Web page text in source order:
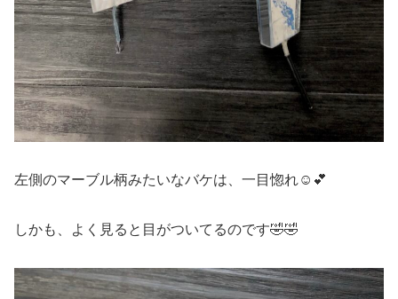
左側のマーブル柄みたいなバケは、一目惚れ☺️💕
しかも、よく見ると目がついてるのです🤣🤣